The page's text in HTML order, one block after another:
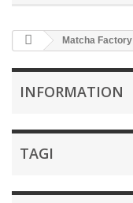
Matcha Factory
INFORMATION
TAGI